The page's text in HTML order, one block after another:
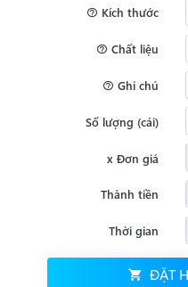
Kích thước
Chất liệu
Ghi chú
Số lượng (cái)
x Đơn giá
Thành tiền
Thời gian
ĐẶT